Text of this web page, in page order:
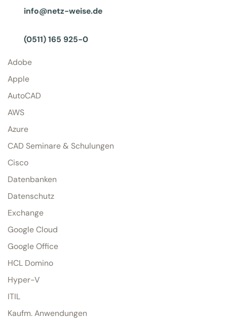
info@netz-weise.de
(0511) 165 925-0
Adobe
Apple
AutoCAD
AWS
Azure
CAD Seminare & Schulungen
Cisco
Datenbanken
Datenschutz
Exchange
Google Cloud
Google Office
HCL Domino
Hyper-V
ITIL
Kaufm. Anwendungen